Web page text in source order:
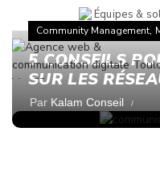
Équipes &
Community Management,
5 CONSEILS
SUR LES
Par Kalam Conseil